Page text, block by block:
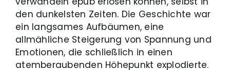
den dunkelsten Zeiten. Die Geschichte war
ein langsames Aufbäumen, eine
allmähliche Steigerung von Spannung und
Emotionen, die schließlich in einen
atemberaubenden Höhepunkt explodierte.